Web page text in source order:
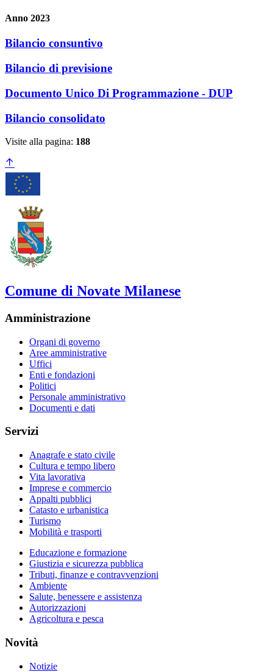
Anno 2023
Bilancio consuntivo
Bilancio di previsione
Documento Unico Di Programmazione - DUP
Bilancio consolidato
Visite alla pagina: 188
Comune di Novate Milanese
Amministrazione
Organi di governo
Aree amministrative
Uffici
Enti e fondazioni
Politici
Personale amministrativo
Documenti e dati
Servizi
Anagrafe e stato civile
Cultura e tempo libero
Vita lavorativa
Imprese e commercio
Appalti pubblici
Catasto e urbanistica
Turismo
Mobilità e trasporti
Educazione e formazione
Giustizia e sicurezza pubblica
Tributi, finanze e contravvenzioni
Ambiente
Salute, benessere e assistenza
Autorizzazioni
Agricoltura e pesca
Novità
Notizie